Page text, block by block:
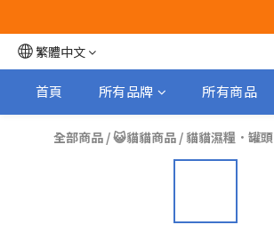
繁體中文
首頁 所有品牌 所有商品
全部商品 /😺貓貓商品 /貓貓濕糧．罐頭